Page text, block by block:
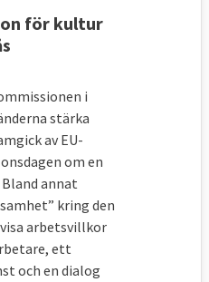
för kultur
i
stärka
av EU-
om en
annat
kring den
arbetsvillkor
ett
och en dialog